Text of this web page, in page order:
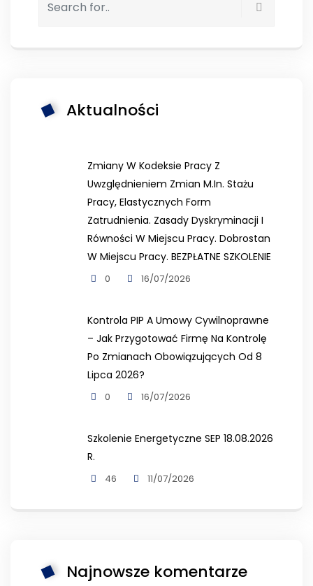
Aktualności
Zmiany W Kodeksie Pracy Z
Uwzględnieniem Zmian M.in. Stażu
Pracy, Elastycznych Form
Zatrudnienia. Zasady Dyskryminacji I
Równości W Miejscu Pracy. Dobrostan
W Miejscu Pracy. BEZPŁATNE SZKOLENIE
0 16/07/2026
Kontrola PIP A Umowy Cywilnoprawne
– Jak Przygotować Firmę Na Kontrolę
Po Zmianach Obowiązujących Od 8
Lipca 2026?
0 16/07/2026
Szkolenie Energetyczne SEP 18.08.2026
R.
46 11/07/2026
Najnowsze komentarze